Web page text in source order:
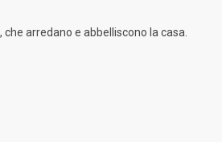
arredano e abbelliscono la casa.